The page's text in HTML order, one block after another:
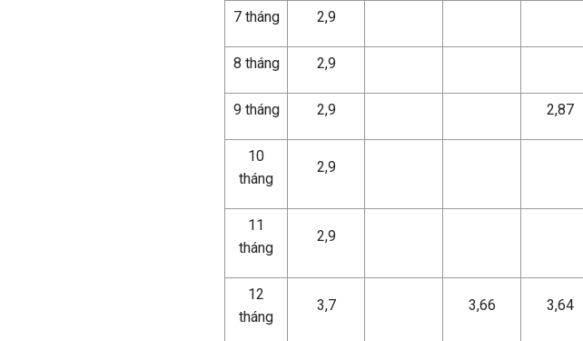
7 tháng 2,9
8 tháng 2,9
9 tháng 2,9 2,87
10
tháng
2,9
11
tháng
2,9
12
tháng
3,7 3,66 3,64